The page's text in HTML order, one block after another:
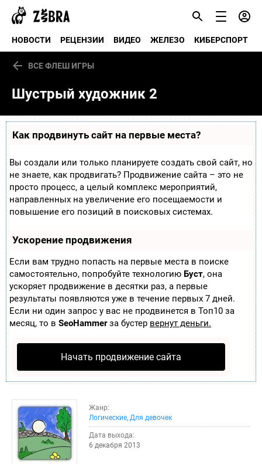
НОВОСТИ РЕЦЕНЗИИ ВИДЕО ЖЕЛЕЗО КИБЕРСПОРТ
ВСЕ ФЛЕШ ИГРЫ
Шустрый художник 2
Как продвинуть сайт на первые места?
Вы создали или только планируете создать свой сайт, но
не знаете, как продвигать? Продвижение сайта – это не
просто процесс, а целый комплекс мероприятий,
направленных на увеличение его посещаемости и
повышение его позиций в поисковых системах.
Ускорение продвижения
Если вам трудно попасть на первые места в поиске
самостоятельно, попробуйте технологию Буст, она
ускоряет продвижение в десятки раз, а первые
результаты появляются уже в течение первых 7 дней.
Если ни один запрос у вас не продвинется в Топ10 за
месяц, то в SeoHammerза бустер вернут деньги.
Начать продвижение сайта
Жанр:
Логические, Для девочек
Дата выхода:
6 декабря 2013